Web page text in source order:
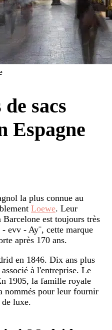
sacs
Espagne
la plus connue au
Loewe. Leur
Barcelone est toujours très
evv - Ay¨, cette marque
après 170 ans.
en 1846. Dix ans plus
à l'entreprise. Le
1905, la famille royale
nommés pour leur fournir
de luxe.